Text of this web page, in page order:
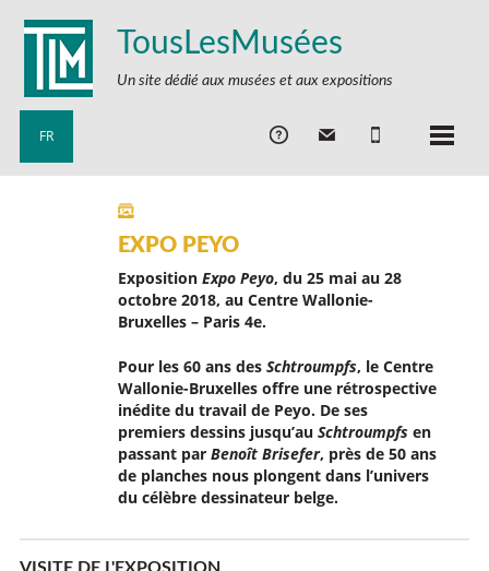
TousLesMusées
Un site dédié aux musées et aux expositions
FR
EXPO PEYO
Exposition Expo Peyo, du 25 mai au 28
octobre 2018, au Centre Wallonie-
Bruxelles – Paris 4e.
Pour les 60 ans des Schtroumpfs, le Centre
Wallonie-Bruxelles offre une rétrospective
inédite du travail de Peyo. De ses
premiers dessins jusqu’au Schtroumpfs en
passant par Benoît Brisefer, près de 50 ans
de planches nous plongent dans l’univers
du célèbre dessinateur belge.